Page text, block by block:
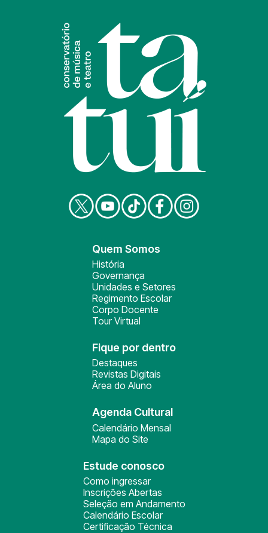
Quem Somos
História
Governança
Unidades e Setores
Regimento Escolar
Corpo Docente
Tour Virtual
Fique por dentro
Destaques
Revistas Digitais
Área do Aluno
Agenda Cultural
Calendário Mensal
Mapa do Site
Estude conosco
Como ingressar
Inscrições Abertas
Seleção em Andamento
Calendário Escolar
Certificação Técnica